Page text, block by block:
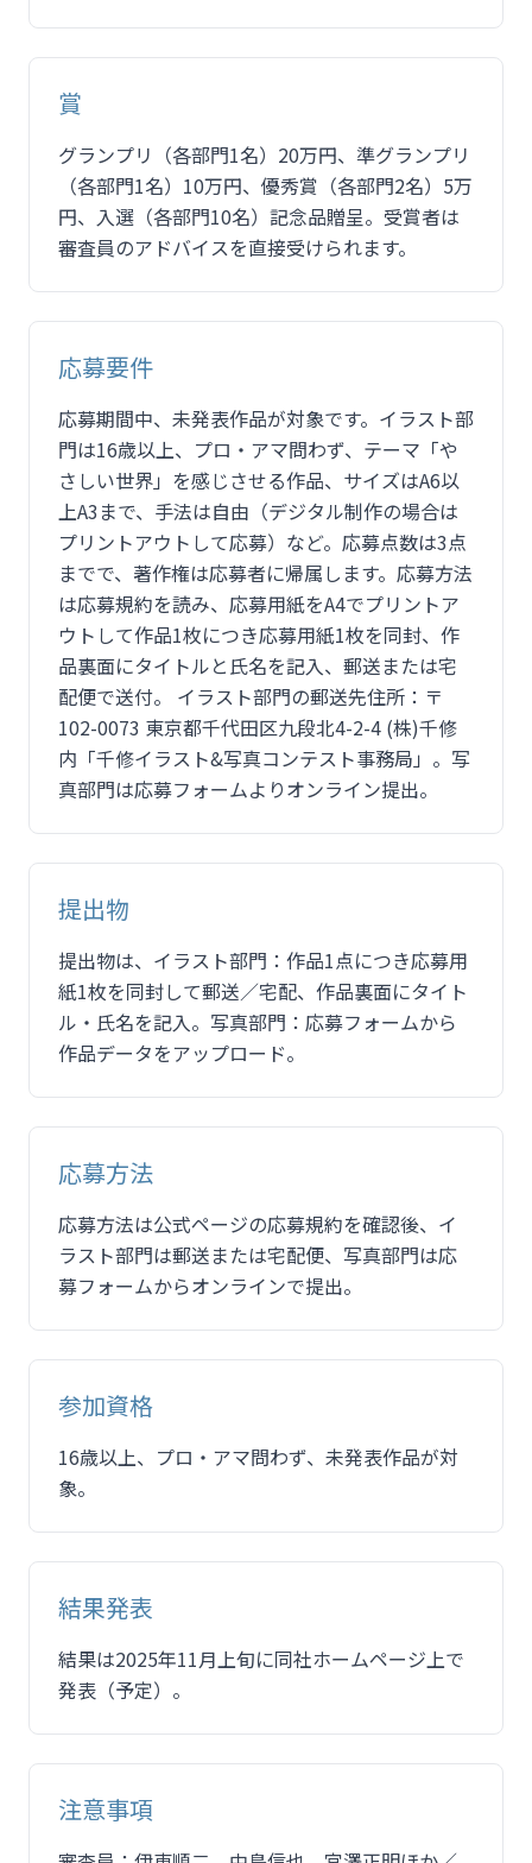
賞
グランプリ（各部門1名）20万円、準グランプリ
（各部門1名）10万円、優秀賞（各部門2名）5万
円、入選（各部門10名）記念品贈呈。受賞者は
審査員のアドバイスを直接受けられます。
応募要件
応募期間中、未発表作品が対象です。イラスト部
門は16歳以上、プロ・アマ問わず、テーマ「や
さしい世界」を感じさせる作品、サイズはA6以
上A3まで、手法は自由（デジタル制作の場合は
プリントアウトして応募）など。応募点数は3点
までで、著作権は応募者に帰属します。応募方法
は応募規約を読み、応募用紙をA4でプリントア
ウトして作品1枚につき応募用紙1枚を同封、作
品裏面にタイトルと氏名を記入、郵送または宅
配便で送付。 イラスト部門の郵送先住所：〒
102-0073 東京都千代田区九段北4-2-4 (株)千修
内「千修イラスト&写真コンテスト事務局」。写
真部門は応募フォームよりオンライン提出。
提出物
提出物は、イラスト部門：作品1点につき応募用
紙1枚を同封して郵送／宅配、作品裏面にタイト
ル・氏名を記入。写真部門：応募フォームから
作品データをアップロード。
応募方法
応募方法は公式ページの応募規約を確認後、イ
ラスト部門は郵送または宅配便、写真部門は応
募フォームからオンラインで提出。
参加資格
16歳以上、プロ・アマ問わず、未発表作品が対
象。
結果発表
結果は2025年11月上旬に同社ホームページ上で
発表（予定）。
注意事項